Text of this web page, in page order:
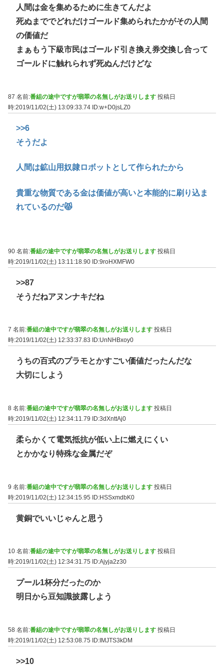
人間は金を集めるために生きてんだよ
死ぬまででどれだけゴールド集められたかがその人間
の価値だ
まぁもう下級市民はゴールド引き換え券交換し合って
ゴールドに触れられず死ぬんだけどな
87 名前:番組の途中ですが翡翠の名無しがお送りします 投稿日
時:2019/11/02(土) 13:09:33.74 ID:w+D0jsLZ0
>>6
そうだよ
人間は鉱山用奴隷ロボットとして作られたから
貴重な物質である金は価値が高いと本能的に刷り込ま
れているのだ😾
90 名前:番組の途中ですが翡翠の名無しがお送りします 投稿日
時:2019/11/02(土) 13:11:18.90 ID:9roHXMFW0
>>87
そうだねアヌンナキだね
7 名前:番組の途中ですが翡翠の名無しがお送りします 投稿日
時:2019/11/02(土) 12:33:37.83
ID:UnNHBxoy0
うちの百式のプラモとかすごい価値だったんだな
大切にしよう
8 名前:番組の途中ですが翡翠の名無しがお送りします 投稿日
時:2019/11/02(土) 12:34:11.79
ID:3dXnttAj0
柔らかくて電気抵抗が低い上に燃えにくい
とかかなり特殊な金属だぞ
9 名前:番組の途中ですが翡翠の名無しがお送りします 投稿日
時:2019/11/02(土) 12:34:15.95 ID:HSSxmdbK0
黄銅でいいじゃんと思う
10 名前:番組の途中ですが翡翠の名無しがお送りします 投稿日
時:2019/11/02(土) 12:34:31.75
ID:Ajyja2z30
プール1杯分だったのか
明日から豆知識披露しよう
58 名前:番組の途中ですが翡翠の名無しがお送りします 投稿日
時:2019/11/02(土) 12:53:08.75 ID:IMJTS3kDM
>>10